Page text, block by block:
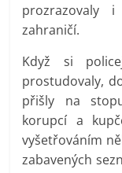
prozrazovaly
zahraničí.
Když si
prostudovaly,
přišly na
korupcí a
vyšetřováním
zabavených